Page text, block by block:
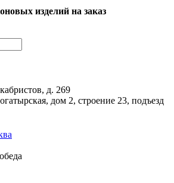
изделий на заказ
д. 269
дом 2, строение 23, подъезд